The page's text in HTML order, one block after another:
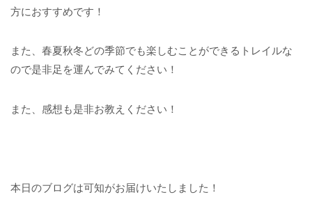
方におすすめです！
また、春夏秋冬どの季節でも楽しむことができるトレイルな
ので是非足を運んでみてください！
また、感想も是非お教えください！
本日のブログは可知がお届けいたしました！